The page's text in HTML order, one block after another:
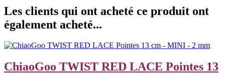
Les clients qui ont acheté ce produit ont
également acheté...
ChiaoGoo TWIST RED LACE Pointes 13